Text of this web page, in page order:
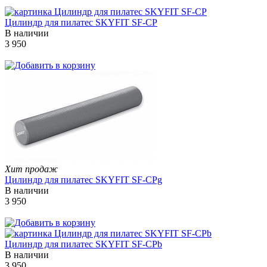
Цилиндр для пилатес SKYFIT SF-CP
В наличии
3 950
Хит продаж
Цилиндр для пилатес SKYFIT SF-CPg
В наличии
3 950
Цилиндр для пилатес SKYFIT SF-CPb
В наличии